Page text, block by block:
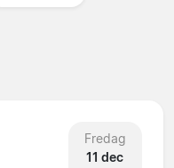
Fredag
11 dec